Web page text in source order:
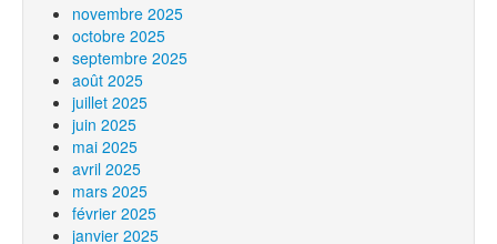
novembre 2025
octobre 2025
septembre 2025
août 2025
juillet 2025
juin 2025
mai 2025
avril 2025
mars 2025
février 2025
janvier 2025